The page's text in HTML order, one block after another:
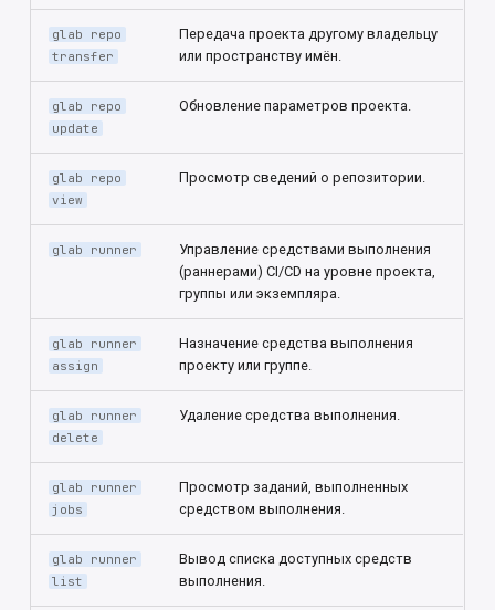
glab repo
transfer
Передача проекта другому владельцу
или пространству имён.
glab repo
update
Обновление параметров проекта.
glab repo
view
Просмотр сведений о репозитории.
glab runner
Управление средствами выполнения
(раннерами) CI/CD на уровне проекта,
группы или экземпляра.
glab runner
assign
Назначение средства выполнения
проекту или группе.
glab runner
delete
Удаление средства выполнения.
glab runner
jobs
Просмотр заданий, выполненных
средством выполнения.
glab runner
list
Вывод списка доступных средств
выполнения.